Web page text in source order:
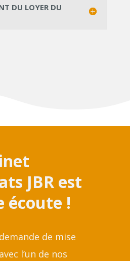
DU LOYER DU
JBR est
écoute !
de mise
l’un de nos